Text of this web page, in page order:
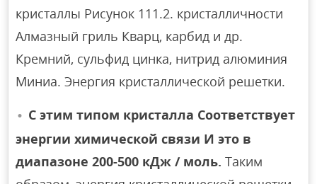
кристаллы Рисунок 111.2. кристалличности
Алмазный гриль Кварц, карбид и др.
Кремний, сульфид цинка, нитрид алюминия
Миниа. Энергия кристаллической решетки.
С этим типом кристалла Соответствует
энергии химической связи И это в
диапазоне 200-500 кДж / моль. Таким